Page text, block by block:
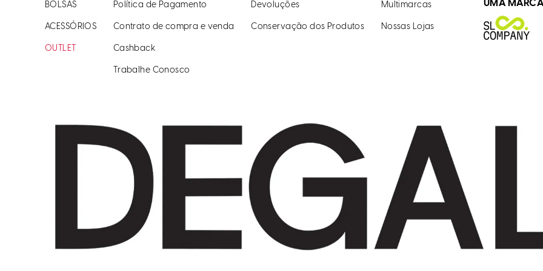
BOLSAS
ACESSÓRIOS
OUTLET
Política de Pagamento
Contrato de compra e venda
Cashback
Trabalhe Conosco
Devoluções
Conservação dos Produtos
Multimarcas
Nossas Lojas
UMA